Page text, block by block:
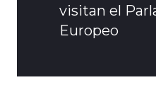
visitan el
Europeo